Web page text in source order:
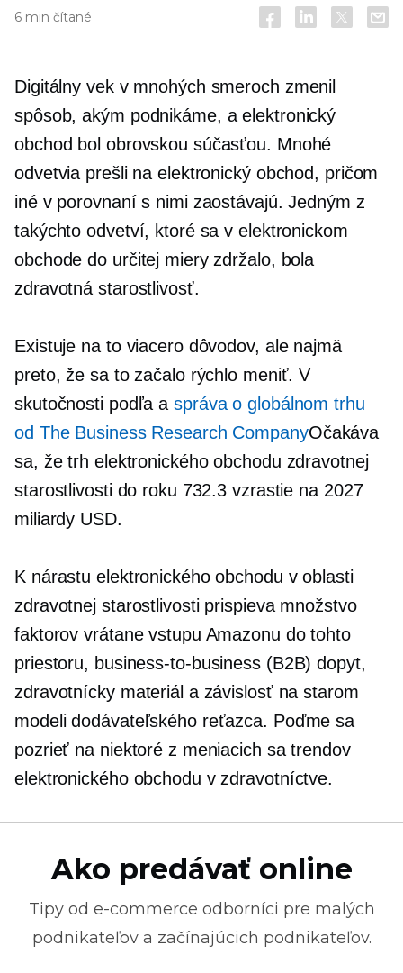
6 min čítané
Digitálny vek v mnohých smeroch zmenil
spôsob, akým podnikáme, a elektronický
obchod bol obrovskou súčasťou. Mnohé
odvetvia prešli na elektronický obchod, pričom
iné v porovnaní s nimi zaostávajú. Jedným z
takýchto odvetví, ktoré sa v elektronickom
obchode do určitej miery zdržalo, bola
zdravotná starostlivosť.
Existuje na to viacero dôvodov, ale najmä
preto, že sa to začalo rýchlo meniť. V
skutočnosti podľa a správa o globálnom trhu
od The Business Research CompanyOčakáva
sa, že trh elektronického obchodu zdravotnej
starostlivosti do roku 732.3 vzrastie na 2027
miliardy USD.
K nárastu elektronického obchodu v oblasti
zdravotnej starostlivosti prispieva množstvo
faktorov vrátane vstupu Amazonu do tohto
priestoru, business-to-business(B2B) dopyt,
zdravotnícky materiál a závislosť na starom
modeli dodávateľského reťazca. Poďme sa
pozrieť na niektoré z meniacich sa trendov
elektronického obchodu v zdravotníctve.
Ako predávať online
Tipy od e-commerce odborníci pre malých
podnikateľov a začínajúcich podnikateľov.